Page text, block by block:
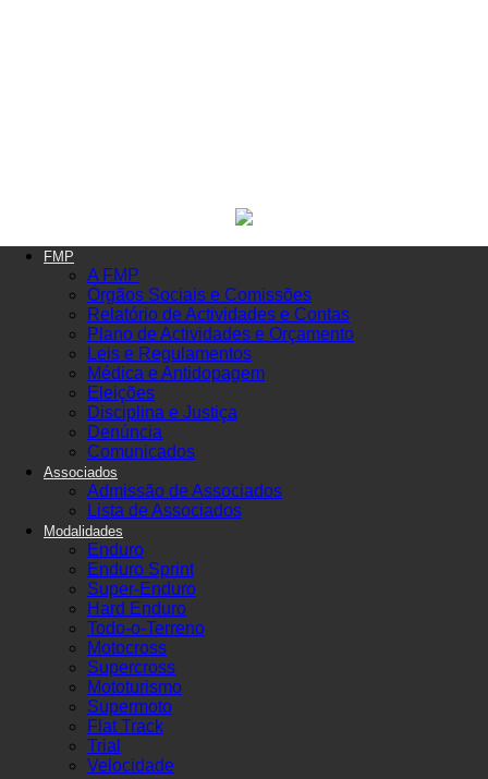
FMP
A FMP
Órgãos Sociais e Comissões
Relatório de Actividades e Contas
Plano de Actividades e Orçamento
Leis e Regulamentos
Médica e Antidopagem
Eleições
Disciplina e Justiça
Denúncia
Comunicados
Associados
Admissão de Associados
Lista de Associados
Modalidades
Enduro
Enduro Sprint
Super-Enduro
Hard Enduro
Todo-o-Terreno
Motocross
Supercross
Mototurismo
Supermoto
Flat Track
Trial
Velocidade